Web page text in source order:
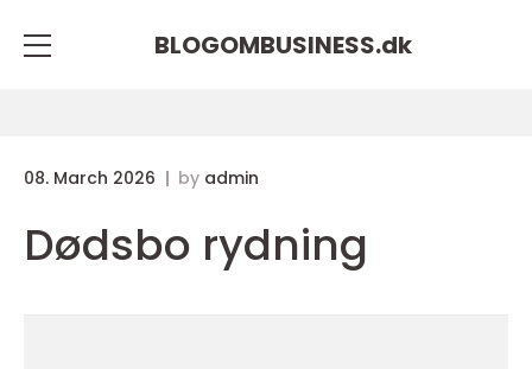
BLOGOMBUSINESS.dk
08. March 2026 by admin
Dødsbo rydning